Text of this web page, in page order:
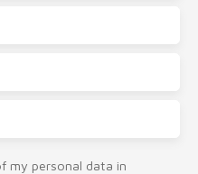
my personal data in